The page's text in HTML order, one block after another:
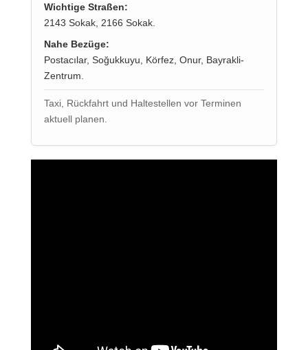
Wichtige Straßen:
2143 Sokak, 2166 Sokak.
Nahe Bezüge:
Postacılar, Soğukkuyu, Körfez, Onur, Bayrakli-
Zentrum.
Taxi, Rückfahrt und Haltestellen vor Terminen
aktuell planen.